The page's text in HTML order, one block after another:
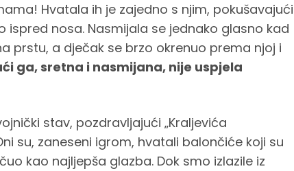
Hvatala ih je zajedno s njim, pokušavajući
ispred nosa. Nasmijala se jednako glasno kad
prstu, a dječak se brzo okrenuo prema njoj i
ga, sretna i nasmijana, nije uspjela
stav, pozdravljajući „Kraljevića
su, zaneseni igrom, hvatali balončiće koji su
kao najljepša glazba. Dok smo izlazile iz